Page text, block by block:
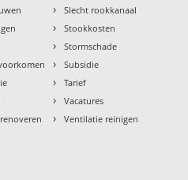
› Slecht rookkanaal
› Stookkosten
› Stormschade
› Subsidie
› Tarief
› Vacatures
› Ventilatie reinigen